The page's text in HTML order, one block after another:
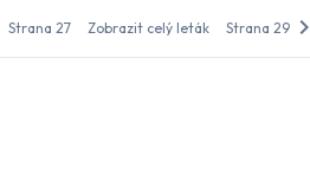
Strana 27 Zobrazit celý leták Strana 29chevron_right